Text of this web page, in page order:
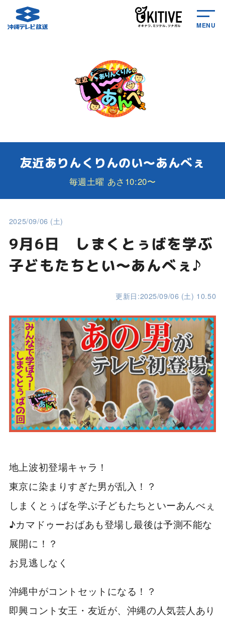
MENU
友近ありんくりんのい～あんべぇ
毎週土曜 あさ10:20〜
2025/09/06 (土)
9月6日 しまくとぅばを学ぶ
子どもたちとい～あんべぇ♪
更新日:2025/09/06 (土) 10.50
地上波初登場キャラ！
東京に染まりすぎた男が乱入！？
しまくとぅばを学ぶ子どもたちといーあんべぇ
♪カマドゥーおばあも登場し最後は予測不能な
展開に！？
お見逃しなく
沖縄中がコントセットになる！？
即興コント女王・友近が、沖縄の人気芸人あり